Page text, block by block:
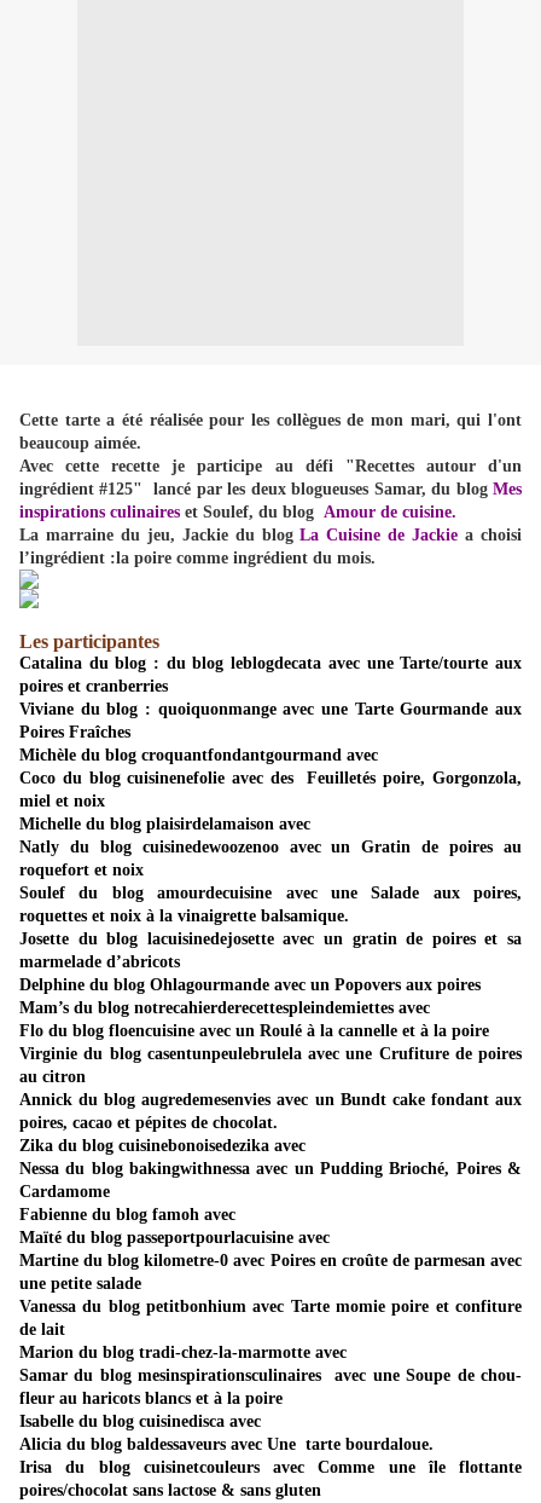
Cette tarte a été réalisée pour les collègues de mon mari, qui l'ont
beaucoup aimée.
Avec cette recette je participe au défi "Recettes autour d'un
ingrédient #125" lancé par les deux blogueuses Samar, du blog Mes
inspirations culinaires et Soulef, du blog Amour de cuisine.
La marraine du jeu, Jackie du blogLa Cuisine de Jackie a choisi
l’ingrédient :la poire comme ingrédient du mois.
Les participantes
Catalina du blog : du blog leblogdecata avec une Tarte/tourte aux
poires et cranberries
Viviane du blog : quoiquonmangeavec une Tarte Gourmande aux
Poires Fraîches
Michèle du blog croquantfondantgourmand avec
Coco du blogcuisinenefolie avec des Feuilletés poire, Gorgonzola,
miel et noix
Michelle du blog plaisirdelamaison avec
Natly du blog cuisinedewoozenooavec un Gratin de poires au
roquefort et noix
Soulef du blogamourdecuisine avec une Salade aux poires,
roquettes et noix à la vinaigrette balsamique.
Josette du blog lacuisinedejosetteavec un gratin de poires et sa
marmelade d’abricots
Delphine du blog Ohlagourmande avec un Popovers aux poires
Mam’s du blog notrecahierderecettespleindemiettes avec
Flo du blog floencuisine avec un Roulé à la cannelle et à la poire
Virginie du blog casentunpeulebrulelaavec une Crufiture de poires
au citron
Annick du blogaugredemesenvies avec un Bundt cake fondant aux
poires, cacao et pépites de chocolat.
Zika du blog cuisinebonoisedezika avec
Nessa du blog bakingwithnessa avec un Pudding Brioché, Poires &
Cardamome
Fabienne du blog famoh avec
Maïté du blog passeportpourlacuisine avec
Martine du blogkilometre-0 avec Poires en croûte de parmesan avec
une petite salade
Vanessa du blog petitbonhium avec Tarte momie poire et confiture
de lait
Marion du blog tradi-chez-la-marmotte avec
Samar du blogmesinspirationsculinaires avec une Soupe de chou-
fleur au haricots blancs et à la poire
Isabelle du blog cuisinedisca avec
Alicia du blog baldessaveurs avec Une tarte bourdaloue.
Irisa du blog cuisinetcouleursavec Comme une île flottante
poires/chocolat sans lactose & sans gluten